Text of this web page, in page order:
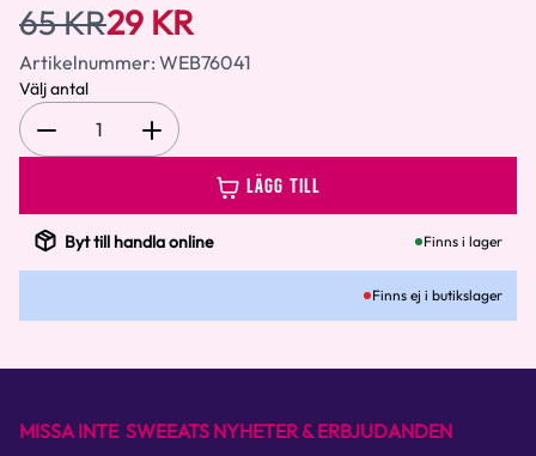
65 KR29 KR
Artikelnummer: WEB76041
Välj antal
1
LÄGG TILL
Byt till handla online Finns i lager
Finns ej i butikslager
MISSA INTE SWEEATS NYHETER & ERBJUDANDEN